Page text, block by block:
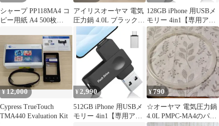
シャープ PP118MA4 コ
ピー用紙 A4 500枚
アイリスオーヤマ 電気
圧力鍋 4.0L ブラック P
MPC-MA4-B
128GB iPhone 用USBメ
モリー 4in1【専用アプ
リ不要】MA4
¥12,000
Cypress TrueTouch
TMA440 Evaluation Kit
¥ 2,990
512GB iPhone 用USBメ
モリー 4in1【専用アプ
¥790
☆オーヤマ 電気圧力鍋
4.0L PMPC-MA4のパッ